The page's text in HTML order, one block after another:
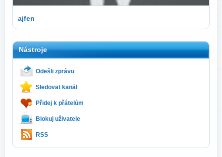
ajfen
Nástroje
Odešli zprávu
Sledovat kanál
Přidej k přátelům
Blokuj uživatele
RSS